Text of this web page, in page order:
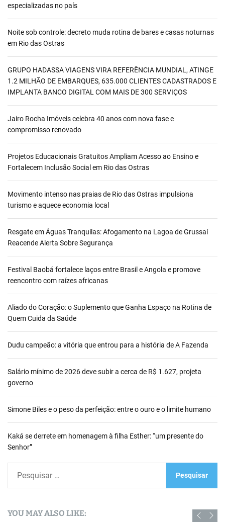
especializadas no país
Noite sob controle: decreto muda rotina de bares e casas noturnas
em Rio das Ostras
GRUPO HADASSA VIAGENS VIRA REFERÊNCIA MUNDIAL, ATINGE
1.2 MILHÃO DE EMBARQUES, 635.000 CLIENTES CADASTRADOS E
IMPLANTA BANCO DIGITAL COM MAIS DE 300 SERVIÇOS
Jairo Rocha Imóveis celebra 40 anos com nova fase e
compromisso renovado
Projetos Educacionais Gratuitos Ampliam Acesso ao Ensino e
Fortalecem Inclusão Social em Rio das Ostras
Movimento intenso nas praias de Rio das Ostras impulsiona
turismo e aquece economia local
Resgate em Águas Tranquilas: Afogamento na Lagoa de Grussaí
Reacende Alerta Sobre Segurança
Festival Baobá fortalece laços entre Brasil e Angola e promove
reencontro com raízes africanas
Aliado do Coração: o Suplemento que Ganha Espaço na Rotina de
Quem Cuida da Saúde
Dudu campeão: a vitória que entrou para a história de A Fazenda
Salário mínimo de 2026 deve subir a cerca de R$ 1.627, projeta
governo
Simone Biles e o peso da perfeição: entre o ouro e o limite humano
Kaká se derrete em homenagem à filha Esther: “um presente do
Senhor”
u
YOU MAY ALSO LIKE: